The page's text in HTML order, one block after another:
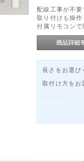
配線工事が不
取り付けも操
付属リモコン
長さをお選
取付け方をお